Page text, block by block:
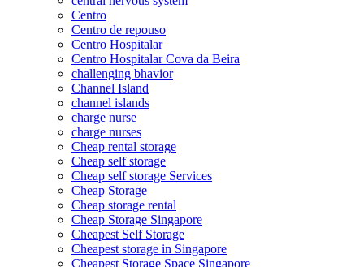
Centro
Centro de repouso
Centro Hospitalar
Centro Hospitalar Cova da Beira
challenging bhavior
Channel Island
channel islands
charge nurse
charge nurses
Cheap rental storage
Cheap self storage
Cheap self storage Services
Cheap Storage
Cheap storage rental
Cheap Storage Singapore
Cheapest Self Storage
Cheapest storage in Singapore
Cheapest Storage Space Singapore